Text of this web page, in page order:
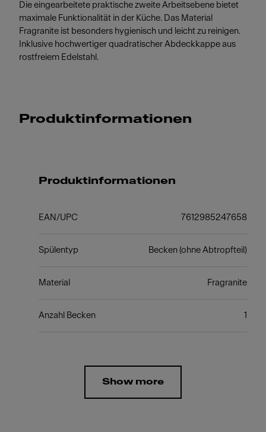
Die eingearbeitete praktische zweite Arbeitsebene bietet
maximale Funktionalität in der Küche. Das Material
Fragranite ist besonders hygienisch und leicht zu reinigen.
Inklusive hochwertiger quadratischer Abdeckkappe aus
rostfreiem Edelstahl.
Produktinformationen
Produktinformationen
EAN/UPC 7612985247658
Spülentyp Becken (ohne Abtropfteil)
Material Fragranite
Anzahl Becken 1
Show more